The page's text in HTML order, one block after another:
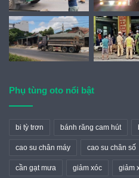
Phụ tùng oto nổi bật
bi tỳ trơn bánh răng cam hút
cao su chân máy cao su chân số
cần gạt mưa giảm xóc giảm